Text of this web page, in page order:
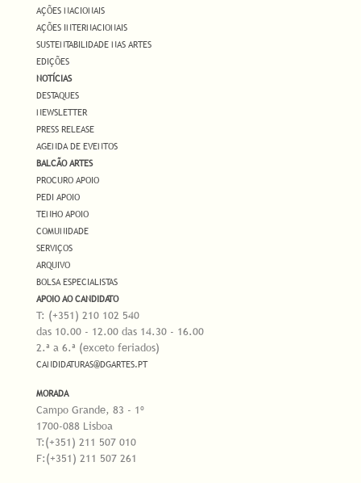
AÇÕES NACIONAIS
AÇÕES INTERNACIONAIS
SUSTENTABILIDADE NAS ARTES
EDIÇÕES
NOTÍCIAS
DESTAQUES
NEWSLETTER
PRESS RELEASE
AGENDA DE EVENTOS
BALCÃO ARTES
PROCURO APOIO
PEDI APOIO
TENHO APOIO
COMUNIDADE
SERVIÇOS
ARQUIVO
BOLSA ESPECIALISTAS
APOIO AO CANDIDATO
T: (+351) 210 102 540
das 10.00 - 12.00 das 14.30 - 16.00
2.ª a 6.ª (exceto feriados)
CANDIDATURAS@DGARTES.PT
MORADA
Campo Grande, 83 - 1º
1700-088 Lisboa
T:(+351) 211 507 010
F:(+351) 211 507 261